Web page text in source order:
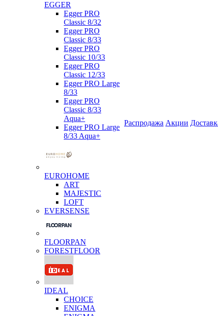
EGGER
Egger PRO
Classic 8/32
Egger PRO
Classic 8/33
Egger PRO
Classic 10/33
Egger PRO
Classic 12/33
Egger PRO Large
8/33
Egger PRO
Classic 8/33
Aqua+
Egger PRO Large
8/33 Aqua+
EUROHOME
ART
MAJESTIC
LOFT
EVERSENSE
FLOORPAN
FORESTFLOOR
IDEAL
CHOICE
ENIGMA
Распродажа Акции